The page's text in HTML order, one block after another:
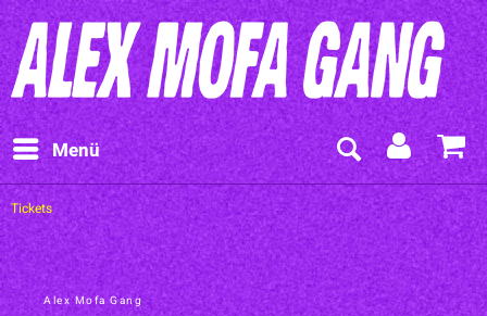
Menü
Tickets
Alex Mofa Gang